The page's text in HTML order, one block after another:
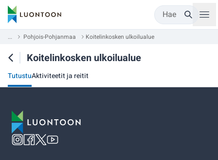
Hae
... Pohjois-Pohjanmaa Koitelinkosken ulkoilualue
Koitelinkosken ulkoilualue
TutustuAktiviteetit ja reitit